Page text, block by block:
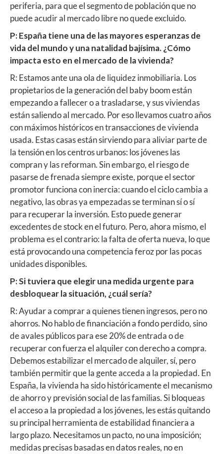
periferia, para que el segmento de población que no
puede acudir al mercado libre no quede excluido.
P: España tiene una de las mayores esperanzas de
vida del mundo y una natalidad bajísima. ¿Cómo
impacta esto en el mercado de la vivienda?
R: Estamos ante una ola de liquidez inmobiliaria. Los
propietarios de la generación del baby boom están
empezando a fallecer o a trasladarse, y sus viviendas
están saliendo al mercado. Por eso llevamos cuatro años
con máximos históricos en transacciones de vivienda
usada. Estas casas están sirviendo para aliviar parte de
la tensión en los centros urbanos: los jóvenes las
compran y las reforman. Sin embargo, el riesgo de
pasarse de frenada siempre existe, porque el sector
promotor funciona con inercia: cuando el ciclo cambia a
negativo, las obras ya empezadas se terminan sí o sí
para recuperar la inversión. Esto puede generar
excedentes de stock en el futuro. Pero, ahora mismo, el
problema es el contrario: la falta de oferta nueva, lo que
está provocando una competencia feroz por las pocas
unidades disponibles.
P: Si tuviera que elegir una medida urgente para
desbloquear la situación, ¿cuál sería?
R: Ayudar a comprar a quienes tienen ingresos, pero no
ahorros. No hablo de financiación a fondo perdido, sino
de avales públicos para ese 20% de entrada o de
recuperar con fuerza el alquiler con derecho a compra.
Debemos estabilizar el mercado de alquiler, sí, pero
también permitir que la gente acceda a la propiedad. En
España, la vivienda ha sido históricamente el mecanismo
de ahorro y previsión social de las familias. Si bloqueas
el acceso a la propiedad a los jóvenes, les estás quitando
su principal herramienta de estabilidad financiera a
largo plazo. Necesitamos un pacto, no una imposición;
medidas precisas basadas en datos reales, no en